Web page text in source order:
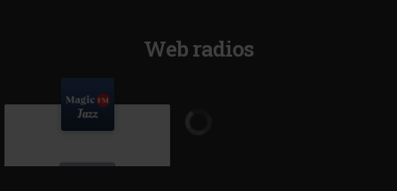
Web radios